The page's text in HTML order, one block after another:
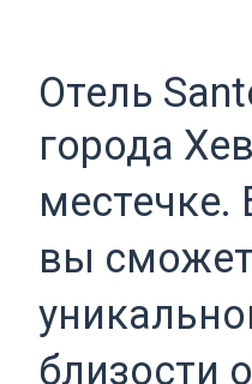
Отель
города
вы
близости